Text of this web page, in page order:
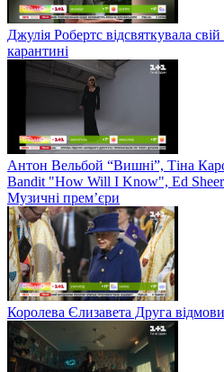
Джулія Робертс відсвяткувала
карантині
Антон Вельбой “Вишні”, Тіна
Bandit "How Will I Know", Ed
Музичні прем’єри
Королева Єлизавета Друга